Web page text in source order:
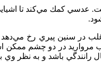
كمك‌ مي‌كند تا اشيايي‌
در سنين‌ پيري‌ رخ‌
مرواريد در دو چشم‌
باشد و به‌ نظر وي‌